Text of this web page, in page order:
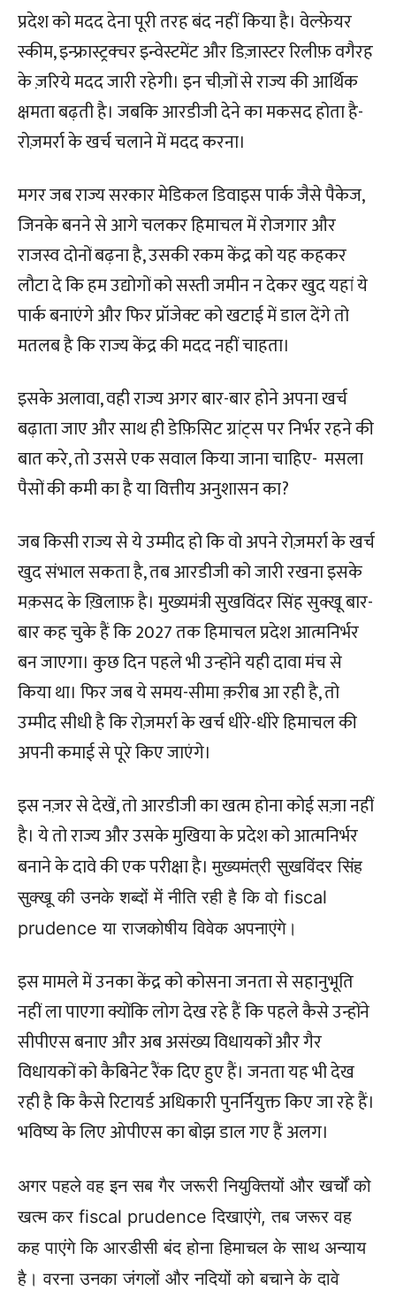
प्रदेश को मदद देना पूरी तरह बंद नहीं किया है। वेल्फ़ेयर
स्कीम, इन्फ्रास्ट्रक्चर इन्वेस्टमेंट और डिज़ास्टर रिलीफ़ वगैरह
के ज़रिये मदद जारी रहेगी। इन चीज़ों से राज्य की आर्थिक
क्षमता बढ़ती है। जबकि आरडीजी देने का मकसद होता है-
रोज़मर्रा के खर्च चलाने में मदद करना।
मगर जब राज्य सरकार मेडिकल डिवाइस पार्क जैसे पैकेज,
जिनके बनने से आगे चलकर हिमाचल में रोजगार और
राजस्व दोनों बढ़ना है, उसकी रकम केंद्र को यह कहकर
लौटा दे कि हम उद्योगों को सस्ती जमीन न देकर खुद यहां ये
पार्क बनाएंगे और फिर प्रॉजेक्ट को खटाई में डाल देंगे तो
मतलब है कि राज्य केंद्र की मदद नहीं चाहता।
इसके अलावा, वही राज्य अगर बार-बार होने अपना खर्च
बढ़ाता जाए और साथ ही डेफ़िसिट ग्रांट्स पर निर्भर रहने की
बात करे, तो उससे एक सवाल किया जाना चाहिए- मसला
पैसों की कमी का है या वित्तीय अनुशासन का?
जब किसी राज्य से ये उम्मीद हो कि वो अपने रोज़मर्रा के खर्च
खुद संभाल सकता है, तब आरडीजी को जारी रखना इसके
मक़सद के ख़िलाफ़ है। मुख्यमंत्री सुखविंदर सिंह सुक्खू बार-
बार कह चुके हैं कि 2027 तक हिमाचल प्रदेश आत्मनिर्भर
बन जाएगा। कुछ दिन पहले भी उन्होंने यही दावा मंच से
किया था। फिर जब ये समय-सीमा क़रीब आ रही है, तो
उम्मीद सीधी है कि रोज़मर्रा के खर्च धीरे-धीरे हिमाचल की
अपनी कमाई से पूरे किए जाएंगे।
इस नज़र से देखें, तो आरडीजी का खत्म होना कोई सज़ा नहीं
है। ये तो राज्य और उसके मुखिया के प्रदेश को आत्मनिर्भर
बनाने के दावे की एक परीक्षा है।मुख्यमंत्री सुखविंदर सिंह
सुक्खू की उनके शब्दों में नीति रही है कि वो fiscal
prudence या राजकोषीय विवेक अपनाएंगे।
इस मामले में उनका केंद्र को कोसना जनता से सहानुभूति
नहीं ला पाएगा क्योंकि लोग देख रहे हैं कि पहले कैसे उन्होंने
सीपीएस बनाए और अब असंख्य विधायकों और गैर
विधायकों को कैबिनेट रैंक दिए हुए हैं। जनता यह भी देख
रही है कि कैसे रिटायर्ड अधिकारी पुनर्नियुक्त किए जा रहे हैं।
भविष्य के लिए ओपीएस का बोझ डाल गए हैं अलग।
अगर पहले वह इन सब गैर जरूरी नियुक्तियों और खर्चों को
खत्म कर fiscal prudence दिखाएंगे, तब जरूर वह
कह पाएंगे कि आरडीसी बंद होना हिमाचल के साथ अन्याय
है। वरना उनका जंगलों और नदियों को बचाने के दावे